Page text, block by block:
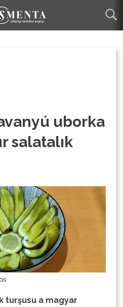
uborka
salatalık
turşusu a magyar